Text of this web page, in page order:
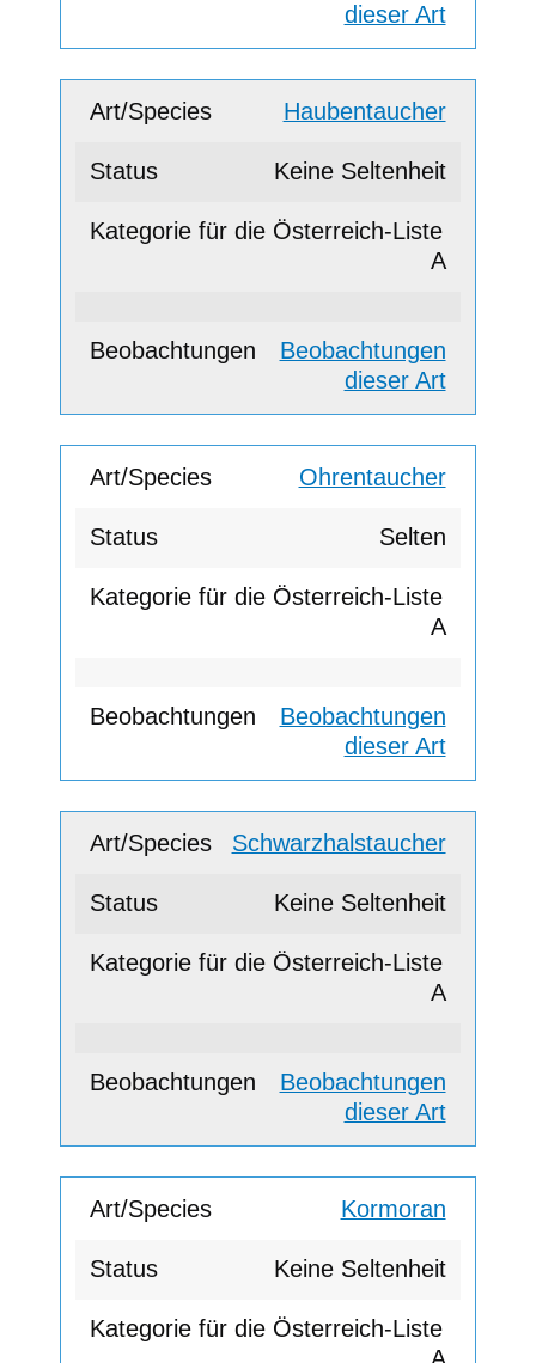
dieser Art
Haubentaucher
Keine Seltenheit
A
Beobachtungen
dieser Art
Ohrentaucher
Selten
A
Beobachtungen
dieser Art
Schwarzhalstaucher
Keine Seltenheit
A
Beobachtungen
dieser Art
Kormoran
Keine Seltenheit